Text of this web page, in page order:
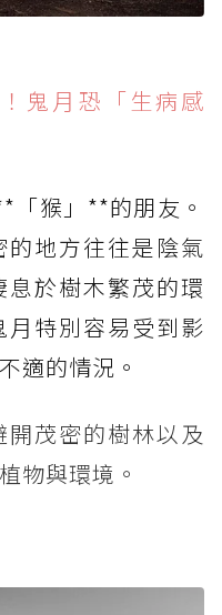
鬼月恐「生病感
「猴」**的朋友。
地方往往是陰氣
於樹木繁茂的環
特別容易受到影
適的情況。
茂密的樹林以及
物與環境。